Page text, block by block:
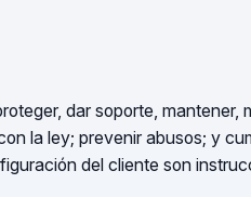
dar soporte, mantener,
la ley; prevenir abusos; y
del cliente son